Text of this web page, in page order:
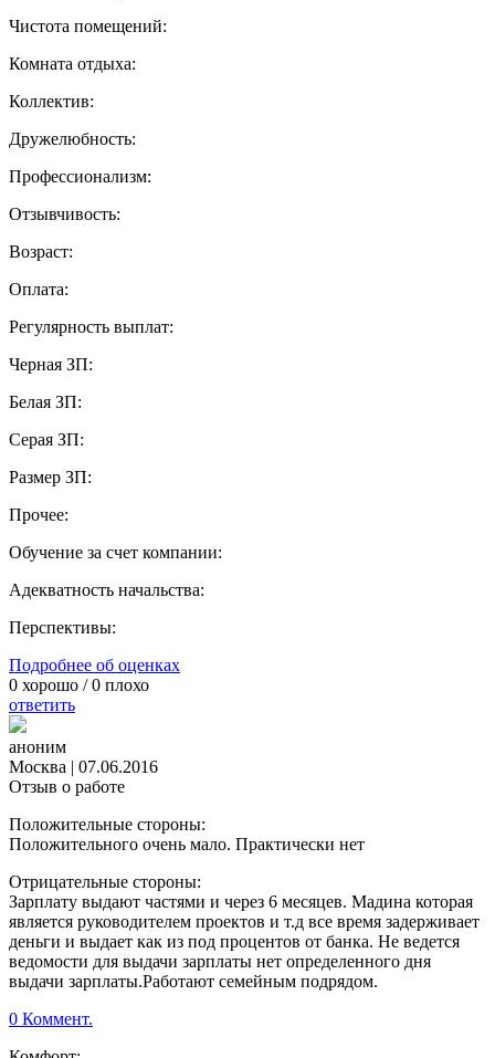
Чистота помещений:
Комната отдыха:
Коллектив:
Дружелюбность:
Профессионализм:
Отзывчивость:
Возраст:
Оплата:
Регулярность выплат:
Черная ЗП:
Белая ЗП:
Серая ЗП:
Размер ЗП:
Прочее:
Обучение за счет компании:
Адекватность начальства:
Перспективы:
Подробнее об оценках
0 хорошо /0 плохо
ответить
аноним
Москва | 07.06.2016
Отзыв о работе
Положительные стороны:
Положительного очень мало. Практически нет
Отрицательные стороны:
Зарплату выдают частями и через 6 месяцев. Мадина которая
является руководителем проектов и т.д все время задерживает
деньги и выдает как из под процентов от банка. Не ведется
ведомости для выдачи зарплаты нет определенного дня
выдачи зарплаты.Работают семейным подрядом.
0 Коммент.